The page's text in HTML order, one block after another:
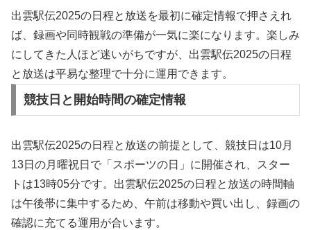
出雲駅伝2025の日程と放送を最初に確定情報で押さえれ
ば、録画や同時観戦の準備が一気に楽になります。楽しみ
にしてきた人ほど迷いがちですが、出雲駅伝2025の日程
と放送は平易な整理で十分に運用できます。
競技日と開始時間の確定情報
出雲駅伝2025の日程と放送の前提として、競技日は10月
13日の月曜祝日で「スポーツの日」に開催され、スター
トは13時05分です。出雲駅伝2025の日程と放送の時間軸
は午後帯に集中するため、午前は移動や買い出し、録画の
確認に充てる運用が合います。